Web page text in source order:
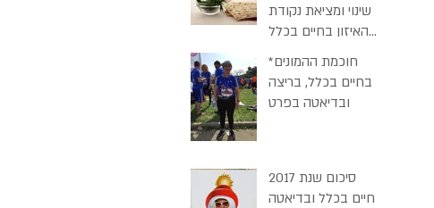
שינוי ומציאת נקודת
האיזון בחיים בכלל
חוכמת ההמונים*
בחיים בכלל, בריצה
ובדיאטה בפרט
סיכום שנת 2017
בחיים בכלל ובדיאטה